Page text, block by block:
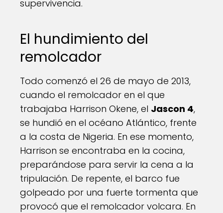
supervivencia.
El hundimiento del
remolcador
Todo comenzó el 26 de mayo de 2013,
cuando el remolcador en el que
trabajaba Harrison Okene, el Jascon 4,
se hundió en el océano Atlántico, frente
a la costa de Nigeria. En ese momento,
Harrison se encontraba en la cocina,
preparándose para servir la cena a la
tripulación. De repente, el barco fue
golpeado por una fuerte tormenta que
provocó que el remolcador volcara. En